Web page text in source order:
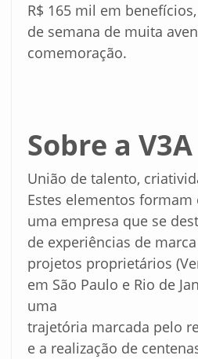
R$ 165 mil em
de semana de muita
comemoração.
Sobre a V3A
União de talento,
Estes elementos formam
uma empresa que se
de experiências de
projetos proprietários
em São Paulo e Rio de
uma
trajetória marcada pelo
e a realização de